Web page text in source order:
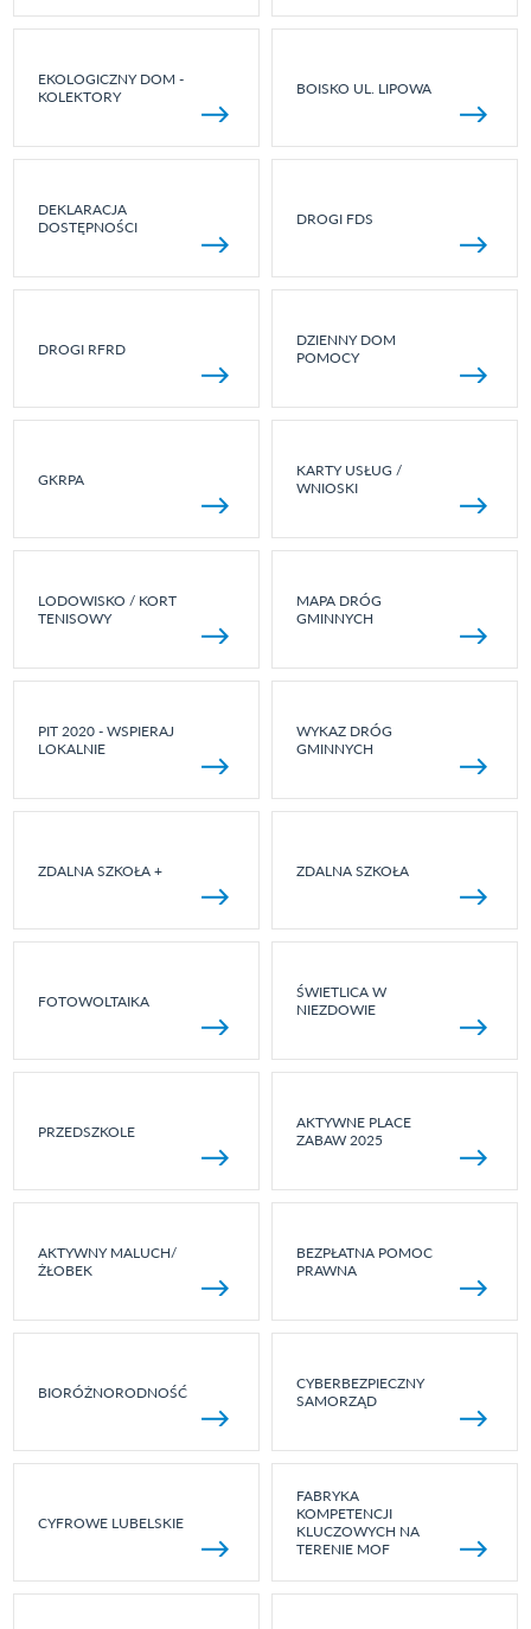
EKOLOGICZNY DOM -
KOLEKTORY
BOISKO UL. LIPOWA
DEKLARACJA
DOSTĘPNOŚCI
DROGI FDS
DROGI RFRD
DZIENNY DOM
POMOCY
GKRPA
KARTY USŁUG /
WNIOSKI
LODOWISKO / KORT
TENISOWY
MAPA DRÓG
GMINNYCH
PIT 2020 - WSPIERAJ
LOKALNIE
WYKAZ DRÓG
GMINNYCH
ZDALNA SZKOŁA + ZDALNA SZKOŁA
FOTOWOLTAIKA
ŚWIETLICA W
NIEZDOWIE
PRZEDSZKOLE
AKTYWNE PLACE
ZABAW 2025
AKTYWNY MALUCH/
ŻŁOBEK
BEZPŁATNA POMOC
PRAWNA
BIORÓŻNORODNOŚĆ
CYBERBEZPIECZNY
SAMORZĄD
CYFROWE LUBELSKIE
FABRYKA
KOMPETENCJI
KLUCZOWYCH NA
TERENIE MOF